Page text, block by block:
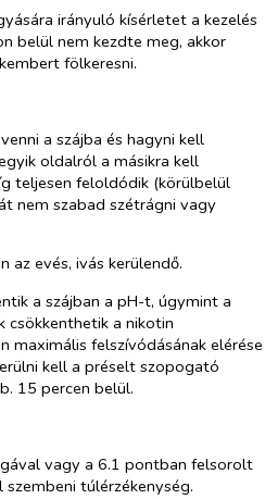
irányuló kísérletet a kezelés
belül nem kezdte meg, akkor
fölkeresni.
a szájba és hagyni kell
oldalról a másikra kell
teljesen feloldódik (körülbelül
nem szabad szétrágni vagy
evés, ivás kerülendő.
a szájban a pH-t, úgymint a
csökkenthetik a nikotin
maximális felszívódásának elérése
kell a préselt szopogató
15 percen belül.
vagy a 6.1 pontban felsorolt
túlérzékenység.